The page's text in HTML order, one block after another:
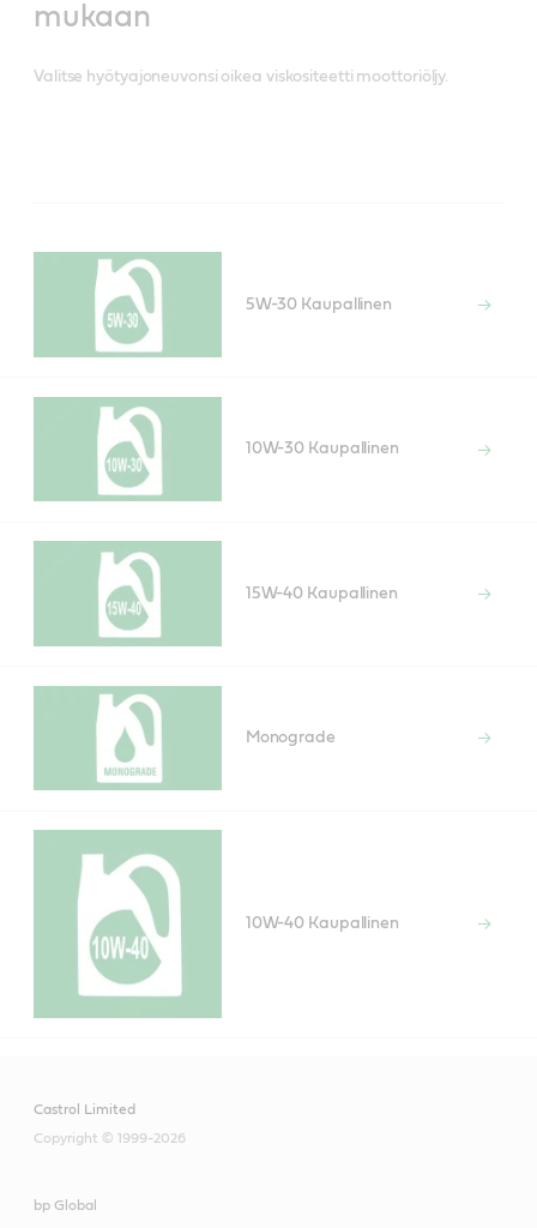
mukaan
Valitse hyötyajoneuvonsi oikea viskositeetti moottoriöljy.
5W-30 Kaupallinen
10W-30 Kaupallinen
15W-40 Kaupallinen
Monograde
10W-40 Kaupallinen
Castrol Limited
Copyright © 1999-2026
bp Global